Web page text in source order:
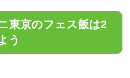
東京のフェス飯は2
う